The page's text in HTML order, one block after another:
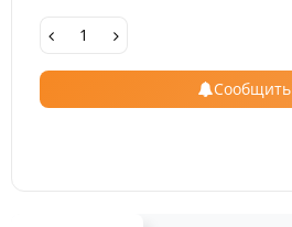
Сообщить